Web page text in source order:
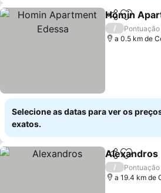
Partilhar
Homin
/
a 0.5 km de
Selecione as datas para ver os
exatos.
Partilhar
Alexandros
/
a 19.4 km de